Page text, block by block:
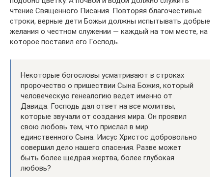
чтение Священного Писания. Повторяя благочестивые
строки, верные дети Божьи должны испытывать добрые
желания о честном служении — каждый на том месте, на
которое поставил его Господь.
Некоторые богословы усматривают в строках
пророчество о пришествии Сына Божия, который
человеческую генеалогию ведет именно от
Давида. Господь дал ответ на все молитвы,
которые звучали от создания мира. Он проявил
свою любовь тем, что прислал в мир
единственного Сына. Иисус Христос добровольно
совершил дело нашего спасения. Разве может
быть более щедрая жертва, более глубокая
любовь?